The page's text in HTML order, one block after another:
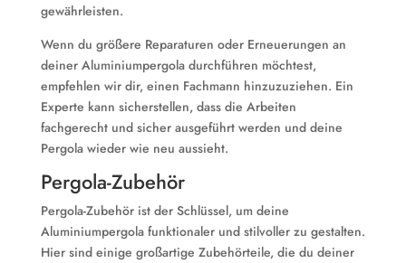
gewährleisten.
Wenn du größere Reparaturen oder Erneuerungen an
deiner Aluminiumpergola durchführen möchtest,
empfehlen wir dir, einen Fachmann hinzuzuziehen. Ein
Experte kann sicherstellen, dass die Arbeiten
fachgerecht und sicher ausgeführt werden und deine
Pergola wieder wie neu aussieht.
Pergola-Zubehör
Pergola-Zubehör ist der Schlüssel, um deine
Aluminiumpergola funktionaler und stilvoller zu gestalten.
Hier sind einige großartige Zubehörteile, die du deiner